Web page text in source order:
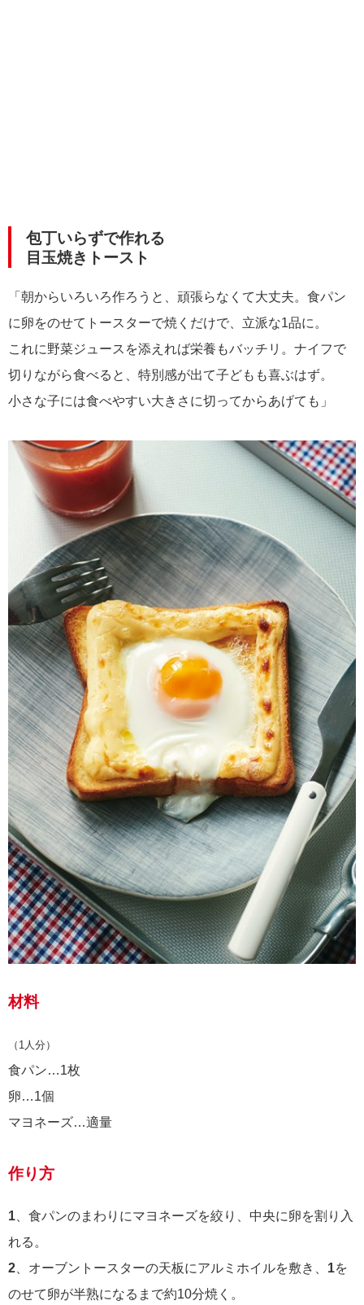
包丁いらずで作れる
目玉焼きトースト
「朝からいろいろ作ろうと、頑張らなくて大丈夫。食パン
に卵をのせてトースターで焼くだけで、立派な1品に。
これに野菜ジュースを添えれば栄養もバッチリ。ナイフで
切りながら食べると、特別感が出て子どもも喜ぶはず。
小さな子には食べやすい大きさに切ってからあげても」
材料
（1人分）
食パン…1枚
卵…1個
マヨネーズ…適量
作り方
1 、食パンのまわりにマヨネーズを絞り、中央に卵を割り入
れる。
2 、オーブントースターの天板にアルミホイルを敷き、 1を
のせて卵が半熟になるまで約10分焼く。